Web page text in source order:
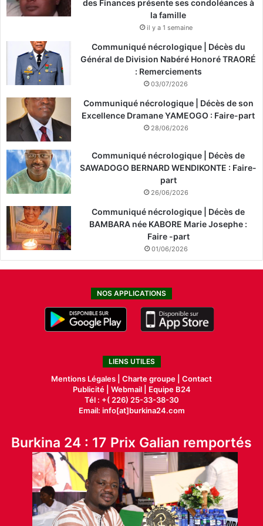
des Finances présente ses condoléances à
la famille
il y a 1 semaine
Communiqué nécrologique | Décès du
Général de Division Nabéré Honoré TRAORÉ
: Remerciements
03/07/2026
Communiqué nécrologique | Décès de son
Excellence Dramane YAMEOGO : Faire-part
28/06/2026
Communiqué nécrologique | Décès de
SAWADOGO BERNARD WENDIKONTE : Faire-
part
26/06/2026
Communiqué nécrologique | Décès de
BAMBARA née KABORE Marie Josephe :
Faire -part
01/06/2026
NOS APPLICATIONS
LIENS UTILES
Mentions Légales | Charte groupe | Contact
Publicité| Webmail |
Equipe B24
Tél : +( 226) 25-33-38-30
Email: info[at]burkina24.com
Burkina 24 : 17 Prix Galian remportés